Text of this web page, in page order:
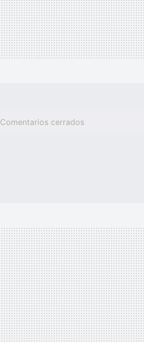
Comentarios cerrados